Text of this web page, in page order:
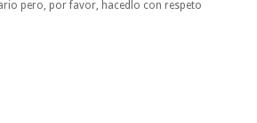
pero, por favor, hacedlo con respeto